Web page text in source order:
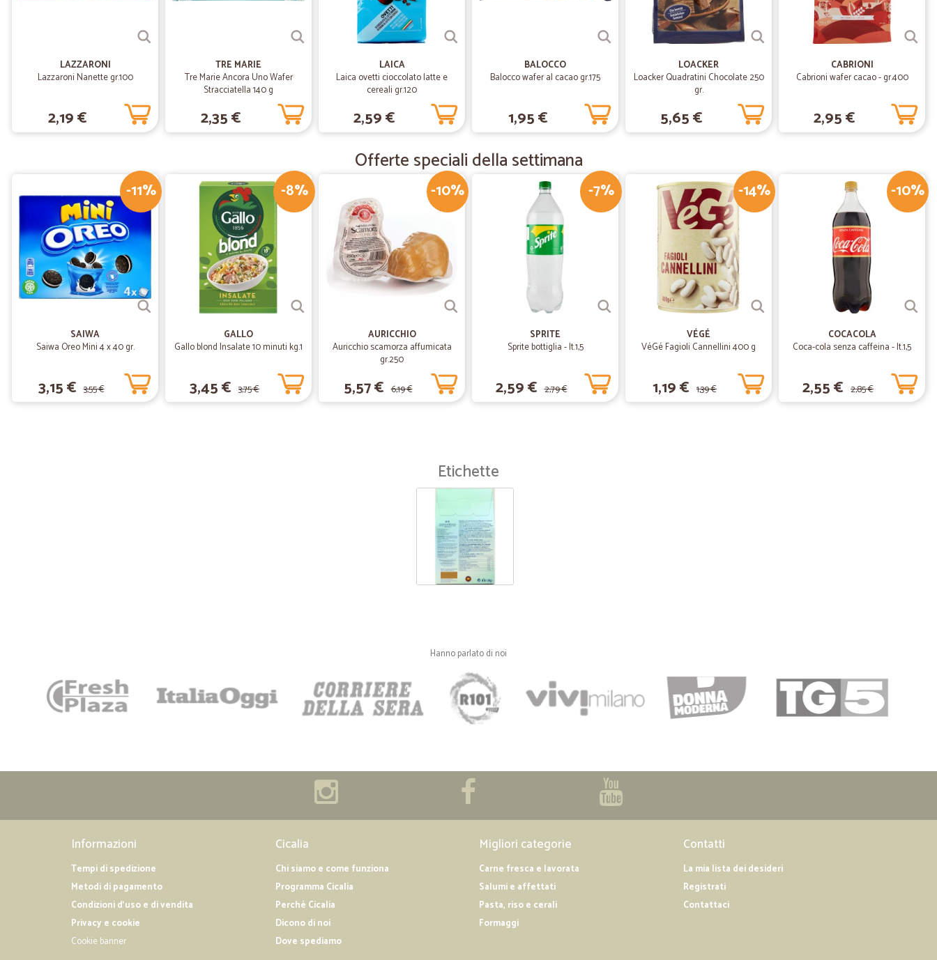
13/07/2020
Giuliana D.
Velocissimi nelle consegne,prodotti top
Velocissimi nelle consegne,prodotti top
17/07/2020
Francesca Q.
Tutto come previsto, spedizione e consegna precisi, articoli freschi di ottima qualità. Grazie
30/04/2020
Bruno B.
Consegna puntuale
Consegna puntuale, assortimento e prezzi non concorrenziali con Esselunga online ma
buoni valido in alternativa.
LAZZARONI
Lazzaroni Nanette gr.100
2,19 €
TRE MARIE
Tre Marie Ancora Uno Wafer
Stracciatella 140 g
2,35 €
LAICA
Laica ovetti cioccolato latte e
cereali gr.120
2,59 €
BALOCCO
Balocco wafer al cacao gr.175
1,95 €
LOACKER
Loacker Quadratini Chocolate 250
gr.
5,65 €
CABRIONI
Cabrioni wafer cacao - gr.400
2,95 €
Offerte speciali della settimana
-11%
SAIWA
Saiwa Oreo Mini 4 x 40 gr.
3,15 € 3,55 €
-8%
GALLO
Gallo blond Insalate 10 minuti kg.1
3,45 € 3,75 €
-10%
AURICCHIO
Auricchio scamorza affumicata
gr.250
5,57 € 6,19 €
-7%
SPRITE
Sprite bottiglia - lt.1,5
2,59 € 2,79 €
-14%
VÉGÉ
VéGé Fagioli Cannellini 400 g
1,19 € 1,39 €
-10%
COCACOLA
Coca-cola senza caffeina - lt.1,5
2,55 € 2,85 €
Etichette
Hanno parlato di noi
Informazioni
Tempi di spedizione
Metodi di pagamento
Condizioni d'uso e di vendita
Privacy e cookie
Cookie banner
Cicalia
Chi siamo e come funziona
Programma Cicalia
Perché Cicalia
Dicono di noi
Dove spediamo
Migliori categorie
Carne fresca e lavorata
Salumi e affettati
Pasta, riso e cerali
Formaggi
Contatti
La mia lista dei desideri
Registrati
Contattaci